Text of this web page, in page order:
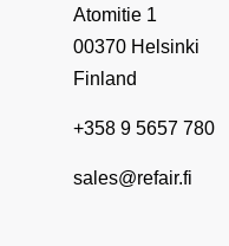
Atomitie 1
00370 Helsinki
Finland
+358 9 5657 780
sales@refair.fi